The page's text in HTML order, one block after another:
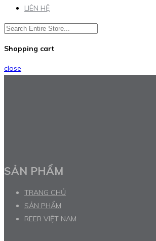
LIÊN HỆ
Shopping cart
close
SẢN PHẨM
TRANG CHỦ
SẢN PHẨM
REER VIỆT NAM